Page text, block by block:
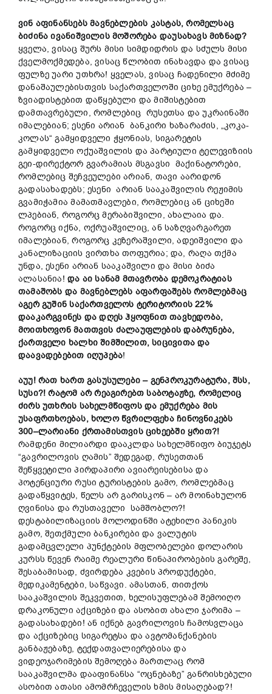
ვინ აფინანსებსმავნებლების კასტას,რომელსაც
ბიძინაივანიშვილის მოშორება დაუსახავს მიზნად?
ყველა, ვისაც შურს მისი სიმდიდრის და სძულს მისი
ქველმოქმედება, ვისაც წლობით ინახავდა და ვისაც
ფულზე უარი უთხრა! ყველას, ვისაც ჩადენილი მძიმე
დანაშაულებისთვის საქართველოში ციხე ემუქრება –
ზვიადისტებით დაწყებული და მიშისტებით
დამთავრებული, რომლებიც რუსეთსა და უკრაინაში
იმალებიან; ესენი არიან ბანკირი ხაზარაძის, „კოკა-
კოლას“ გამყიდველი ჭყონიას, სიგარეტის
გამყიდველი ოქუაშვილის და პარტიული ტელევიზიის
გეი-დირექტორ გვარამიას მსგავსი მაქინატორები,
რომლებიც შეჩვეულები არიან, თავი აარიდონ
გადასახადებს; ესენი არიან სააკაშვილის რეჟიმის
გვამიჭამია მამათმავლები, რომლებიც ან ციხეში
ლპებიან, როგორც მერაბიშვილი, ახალაია და.
როგორც იქნა, ოქრუაშვილიც, ან საზღვარგარეთ
იმალებიან, როგორც კეზერაშვილი, ადეიშვილი და
კანალიზაციის ვირთხა თოფურია; და, რაღა თქმა
უნდა, ესენი არიან სააკაშვილი და მისი ბიძა
ალასანია!და აისანამ მთავრობა დემოკრატიას
თამაშობს და მავნებლებს აფარფაშებსრომლებმაც
აგერგუშინსაქართველოს ტერიტორიის 22%
დააკარგვინეს დადღესჰყოფნით თავხედობა,
მოითხოვონმათთვის ძალაუფლებისდაბრუნება,
ქართველი ხალხიშიმშილით,სიცივითადა
დაავადებებით იღუპება!
აუუ!რათ ხართ გასუსულები – გენპროკურატურა,შსს,
სუსი?!რატომ არრეაგირებთსაბოტაჟზე, რომელიც
ძირსუთხრის სახელმწიფოსდა ემუქრება მის
უსაფრთხოებას, ხოლო წვრილფეხაჩინოვნიკებს
300–ლარიანი ქრთამისთვისციხეებში ყრით?!
რამდენი მილიარდი დააკლდა სახელმწიფო ბიუჯეტს
“გავრილოვის ღამის” შედეგად, რუსეთთან
შეწყვეტილი პირდაპირი ავიარეისებისა და
პოტენციური რუსი ტურისტების გამო, რომლებმაც
გადაწყვიტეს, წელს არ გარისკონ – არ მოინახულონ
ღვინისა და რუსთაველი სამშობლო?!
დესტაბილიზაციის მოლოდინში ატეხილი პანიკის
გამო, შეთქმული ბანკირები და ვალუტის
გადამცვლელი პუნქტების მფლობელები დოლარის
კურსს წევენ რაიმე რეალური წინაპირობების გარეშე,
შესაბამისად, ძვირდება კვების პროდუქტები,
მედიკამენტები, საწვავი. ამასთან, თითქოს
სააკაშვილის შეკვეთით, ხელისუფლებამ შემოიღო
დრაკონული აქციზები და ასობით ახალი ჯარიმა –
გადასახადები! ან იქნებ გავრილოვის ჩამოსვლაცა
და აქციზებიც სიგარეტსა და ავტომანქანების
განბაჟებაზე, ტექდათვალიერებისა და
ვიდეოჯარიმების შემოღება მართლაც რომ
სააკაშვილმა დააფინანსა “ოცნებაზე” განრისხებული
ასობით ათასი ამომრჩეველის ხმის მისაღებად?!